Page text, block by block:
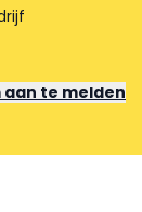
aan te melden